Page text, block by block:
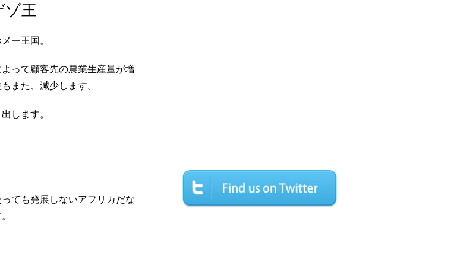
ゾ王
ー王国。
って顧客先の農業生産量が増
また、減少します。
します。
ても発展しないアフリカだな